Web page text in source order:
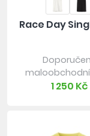
Race Day
1 250 Kč